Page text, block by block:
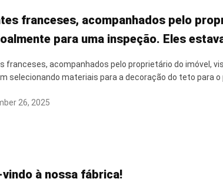
franceses, acompanhados pelo
para uma inspeção. Eles
para o próximo projeto, que
franceses, acompanhados pelo proprietário do imóvel,
selecionando materiais para a decoração do teto para
26, 2025
vindo à nossa fábrica!